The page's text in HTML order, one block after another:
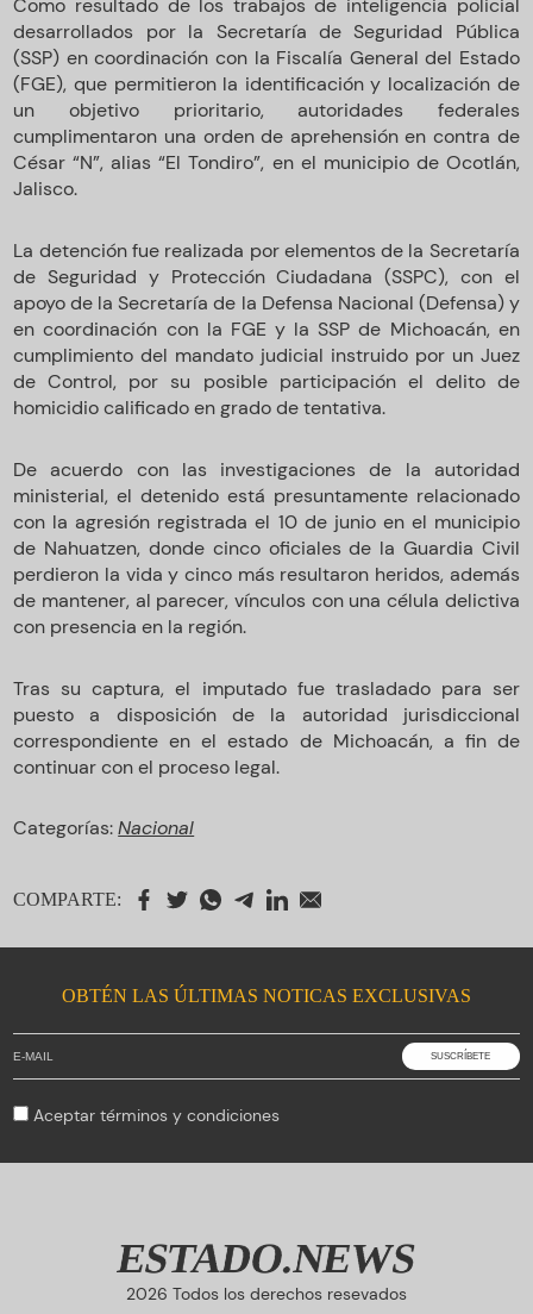
Como resultado de los trabajos de inteligencia policial
desarrollados por la Secretaría de Seguridad Pública
(SSP) en coordinación con la Fiscalía General del Estado
(FGE), que permitieron la identificación y localización de
un objetivo prioritario, autoridades federales
cumplimentaron una orden de aprehensión en contra de
César “N”, alias “El Tondiro”, en el municipio de Ocotlán,
Jalisco.
La detención fue realizada por elementos de la Secretaría
de Seguridad y Protección Ciudadana (SSPC), con el
apoyo de la Secretaría de la Defensa Nacional (Defensa) y
en coordinación con la FGE y la SSP de Michoacán, en
cumplimiento del mandato judicial instruido por un Juez
de Control, por su posible participación el delito de
homicidio calificado en grado de tentativa.
De acuerdo con las investigaciones de la autoridad
ministerial, el detenido está presuntamente relacionado
con la agresión registrada el 10 de junio en el municipio
de Nahuatzen, donde cinco oficiales de la Guardia Civil
perdieron la vida y cinco más resultaron heridos, además
de mantener, al parecer, vínculos con una célula delictiva
con presencia en la región.
Tras su captura, el imputado fue trasladado para ser
puesto a disposición de la autoridad jurisdiccional
correspondiente en el estado de Michoacán, a fin de
continuar con el proceso legal.
Categorías:Nacional
COMPARTE:
OBTÉN LAS ÚLTIMAS NOTICAS EXCLUSIVAS
Aceptartérminos y condiciones
ESTADO.NEWS
2026 Todos los derechos resevados